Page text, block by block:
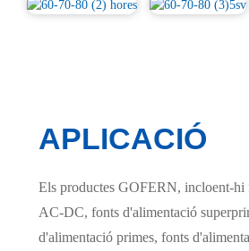
APLICACIÓ
Els productes GOFERN, incloent-hi
AC-DC, fonts d'alimentació
d'alimentació primes, fonts